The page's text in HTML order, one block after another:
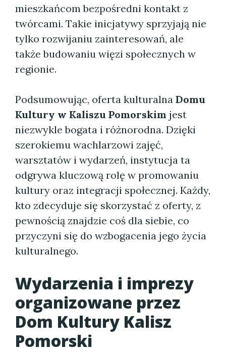
mieszkańcom bezpośredni kontakt z
twórcami. Takie inicjatywy sprzyjają nie
tylko rozwijaniu zainteresowań, ale
także budowaniu więzi społecznych w
regionie.
Podsumowując, oferta kulturalna Domu
Kultury w Kaliszu Pomorskim jest
niezwykle bogata i różnorodna. Dzięki
szerokiemu wachlarzowi zajęć,
warsztatów i wydarzeń, instytucja ta
odgrywa kluczową rolę w promowaniu
kultury oraz integracji społecznej. Każdy,
kto zdecyduje się skorzystać z oferty, z
pewnością znajdzie coś dla siebie, co
przyczyni się do wzbogacenia jego życia
kulturalnego.
Wydarzenia i imprezy
organizowane przez
Dom Kultury Kalisz
Pomorski